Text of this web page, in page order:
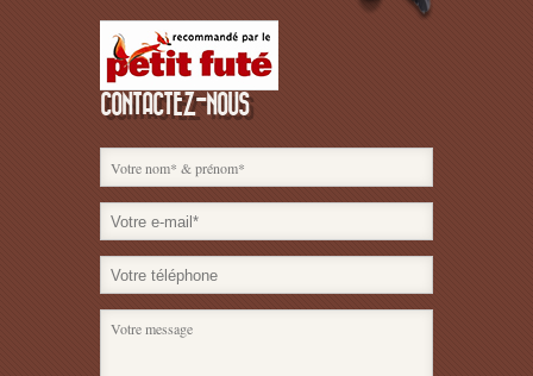
CONTACTEZ-NOUS